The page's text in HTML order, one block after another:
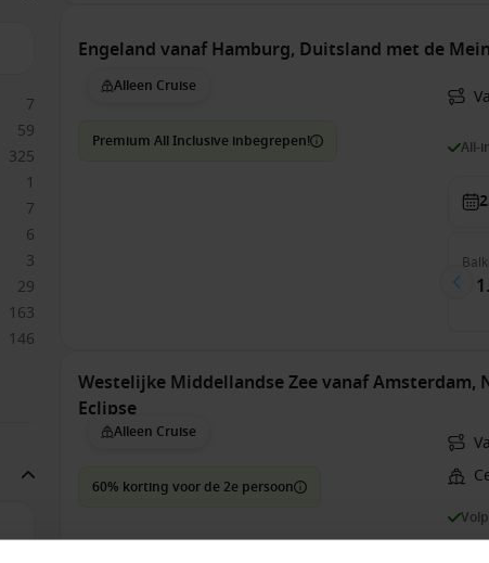
7
59
325
1
7
6
3
29
163
146
Engeland vanaf Hamburg, Duitsland met de
Alleen Cruise
Premium All Inclusive inbegrepen! All-
€
Westelijke Middellandse Zee vanaf Amsterdam,
Eclipse
Alleen Cruise
60% korting voor de 2e persoon